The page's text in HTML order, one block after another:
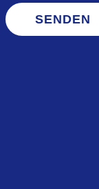
SENDEN